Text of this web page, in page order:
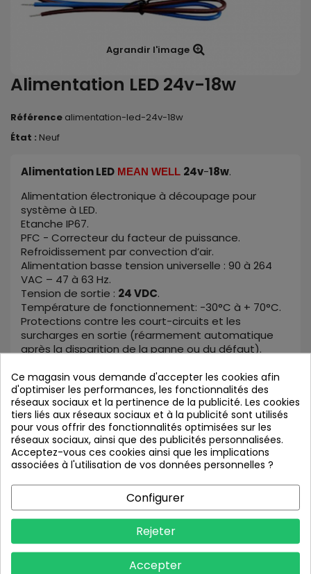
Agrandir l'image
Alimentation LED 24v-18w
Référence alimentation-led-24v-18w
État : Neuf
Alimentation LED MEAN WELL 24v-18w.
Alimentation électronique à découpage pour
système à LED.
Etanche IP67.
PFC - Correcteur du facteur de puissance.
Refroidissement par convection d’air.
Alimentation basse tension universelle : 90 à 264
VAC – 47 à 63 Hz.
Tension de sortie : 24 VDC.
Température de fonctionnement: -30°C à + 70°C.
Protections contre les court-circuits et les
surcharges en sortie (réarmement automatique
après la disparition de la panne ou du défaut).
(réarmement par marche/arrêt après la disparition
de la panne ou du défaut).
Protection contre les surchauffes supérieures à
70°C.
En stock
(Photo non contractuelle)
Partager Pinterest
Imprimer
Ce magasin vous demande d'accepter les cookies afin
d'optimiser les performances, les fonctionnalités des
réseaux sociaux et la pertinence de la publicité. Les cookies
tiers liés aux réseaux sociaux et à la publicité sont utilisés
pour vous offrir des fonctionnalités optimisées sur les
réseaux sociaux, ainsi que des publicités personnalisées.
Acceptez-vous ces cookies ainsi que les implications
associées à l'utilisation de vos données personnelles ?
Configurer
Rejeter
Accepter